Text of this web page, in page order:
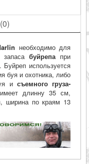
необходимо для
запаса буйрепапри
. Буйреп используется
буя и охотника, либо
и съемного груза-
длинну 35 см,
ширина по краям 13